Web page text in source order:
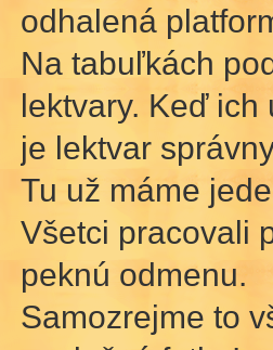
odhalená
Na tabuľkách
lektvary. Keď
je lektvar
Tu už máme
Všetci pracovali
peknú odmenu.
Samozrejme to